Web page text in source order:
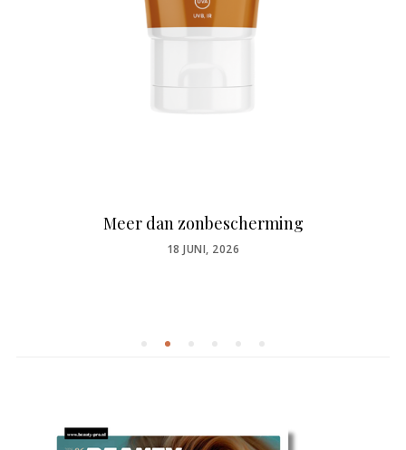
Meer dan zonbescherming
POSTED
18 JUNI, 2026